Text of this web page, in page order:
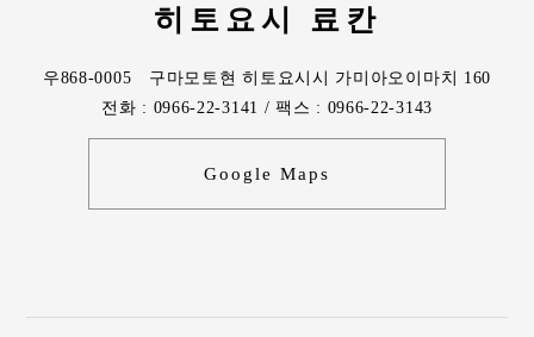
히토요시 료칸
우868-0005 구마모토현 히토요시시 가미아오이마치 160
전화 : 0966-22-3141 / 팩스 : 0966-22-3143
Google Maps